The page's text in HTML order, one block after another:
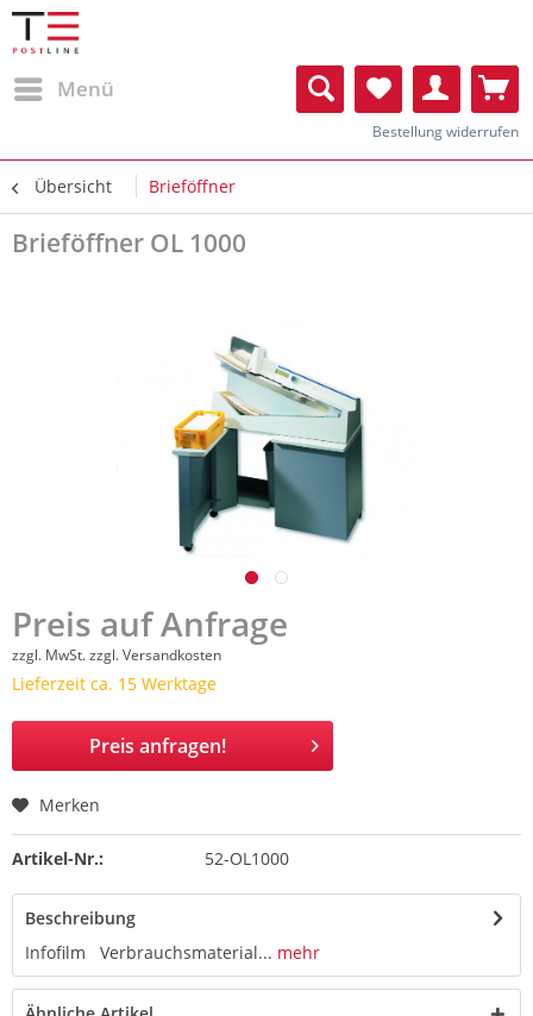
Menü
Bestellung widerrufen
Übersicht Brieföffner
Brieföffner OL 1000
Preis auf Anfrage
zzgl. MwSt.zzgl. Versandkosten
Lieferzeit ca. 15 Werktage
Preis anfragen!
Merken
Artikel-Nr.: 52-OL1000
Beschreibung
Infofilm Verbrauchsmaterial... mehr